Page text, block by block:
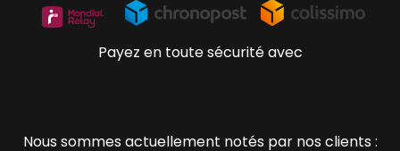
Payez en toute sécurité avec
Nous sommes actuellement notés par nos clients :